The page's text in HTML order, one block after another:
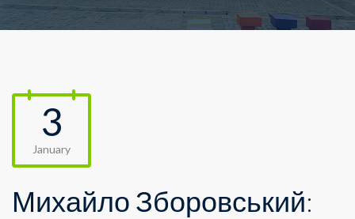
3
January
Михайло Зборовський: